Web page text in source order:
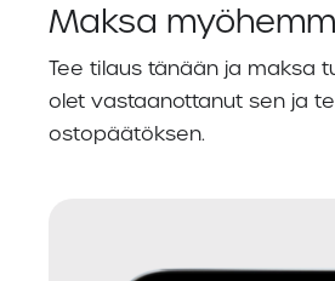
Maksa
Tee tilaus tänään ja maksa
olet vastaanottanut sen ja
ostopäätöksen.